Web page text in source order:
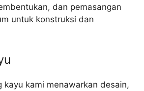
dan pemasangan
untuk konstruksi dan
kayu kami menawarkan desain,